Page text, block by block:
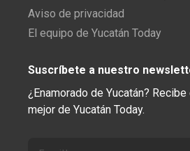
Aviso de privacidad
El equipo de Yucatán Today
Suscríbete a nuestro
¿Enamorado de Yucatán?
mejor de Yucatán Today.